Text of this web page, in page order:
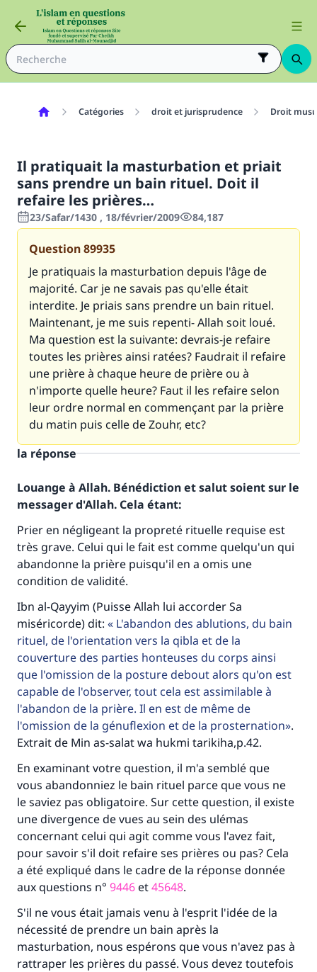
Catégories droit et jurisprudence Droit
Il pratiquait la masturbation et priait
sans prendre un bain rituel. Doit il
refaire les prières…
23/Safar/1430 , 18/février/2009 84,187
Question89935
Je pratiquais la masturbation depuis l'âge de
majorité. Car je ne savais pas qu'elle était
interdite. Je priais sans prendre un bain rituel.
Maintenant, je me suis repenti- Allah soit loué.
Ma question est la suivante: devrais-je refaire
toutes les prières ainsi ratées? Faudrait il refaire
une prière à chaque heure de prière ou à
n'importe quelle heure? Faut il les refaire selon
leur ordre normal en commençant par la prière
du matin puis celle de Zouhr, etc?
la réponse
Louange à Allah. Bénédiction et salut soient sur le
messager d'Allah. Cela étant:
Prier en négligeant la propreté rituelle requise est
très grave. Celui qui le fait est comme quelqu'un qui
abandonne la prière puisqu'il en a omis une
condition de validité.
Ibn al-Qayyim (Puisse Allah lui accorder Sa
miséricorde) dit:
L'abandon des ablutions, du bain
rituel, de l'orientation vers la qibla et de la
couverture des parties honteuses du corps ainsi
que l'omission de la posture debout alors qu'on est
capable de l'observer, tout cela est assimilable à
l'abandon de la prière. Il en est de même de
l'omission de la génuflexion et de la prosternation .
Extrait de Min as-salat wa hukmi tarikiha,p.42.
En examinant votre question, il m'a semblé que
vous abandonniez le bain rituel parce que vous ne
le saviez pas obligatoire. Sur cette question, il existe
une divergence de vues au sein des ulémas
concernant celui qui agit comme vous l'avez fait,
pour savoir s'il doit refaire ses prières ou pas? Cela
a été expliqué dans le cadre de la réponse donnée
aux questions n° 9446 et45648.
S'il ne vous était jamais venu à l'esprit l'idée de la
nécessité de prendre un bain après la
masturbation, nous espérons que vous n'avez pas à
rattraper les prières du passé. Vous devez toutefois
Faites une différence dans la vie de
millions de personnes grâce à votre
contribution
Aidez nous à apporter des réponses.
"Celui qui indique une bonne action obtient la
même récompense que celui qui le fait."
(MOUSLIM 1893)